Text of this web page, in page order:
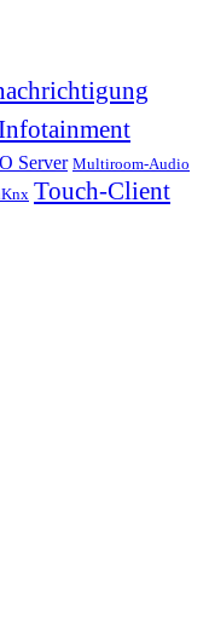
Server Multiroom-Audio
Touch-Client